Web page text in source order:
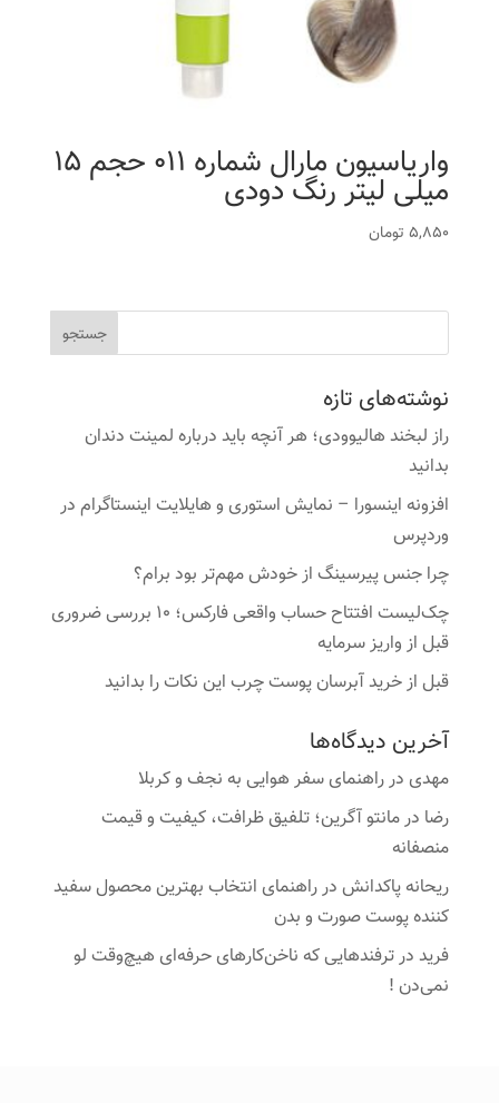
واریاسیون مارال شماره 011 حجم 15
میلی لیتر رنگ دودی
5,850 تومان
نوشته‌های تازه
راز لبخند هالیوودی؛ هر آنچه باید درباره لمینت دندان
بدانید
افزونه اینسورا – نمایش استوری و هایلایت اینستاگرام در
وردپرس
چرا جنس پیرسینگ از خودش مهم‌تر بود برام؟
چک‌لیست افتتاح حساب واقعی فارکس؛ ۱۰ بررسی ضروری
قبل از واریز سرمایه
قبل از خرید آبرسان پوست چرب این نکات را بدانید
آخرین دیدگاه‌ها
مهدیدرراهنمای سفر هوایی به نجف و کربلا
رضا درمانتو آگرین؛ تلفیق ظرافت، کیفیت و قیمت
منصفانه
ریحانه پاکدانشدرراهنمای انتخاب بهترین محصول سفید
کننده پوست صورت و بدن
فریددرترفندهایی که ناخن‌کارهای حرفه‌ای هیچ‌وقت لو
نمی‌دن !